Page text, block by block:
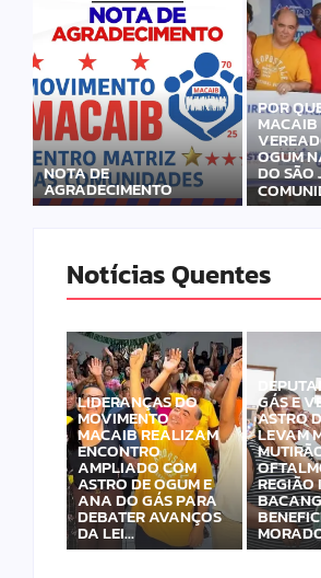
NOTA DE
AGRADECIMENTO
POR
MACAIB
OGUM
DO SÃO
Notícias Quentes
LIDERANÇAS DO
MOVIMENTO
MACAIB REALIZAM
ENCONTRO
AMPLIADO COM
ASTRO DE OGUM E
ANA DO GÁS PARA
DEBATER AVANÇOS
DA LEI…
GÁS E
ASTRO
LEVAM